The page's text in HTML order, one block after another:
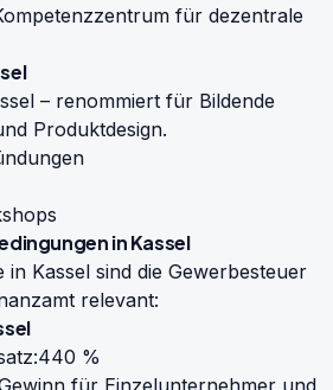
für dezentrale
– renommiert für Bildende
Produktdesign.
in Kassel
in Kassel sind die Gewerbesteuer
relevant:
440 %
für Einzelunternehmer und